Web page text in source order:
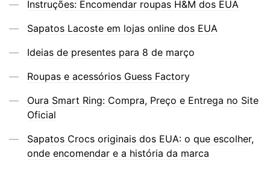
Instruções: Encomendar roupas H&M dos EUA
Sapatos Lacoste em lojas online dos EUA
Ideias de presentes para 8 de março
Roupas e acessórios Guess Factory
Oura Smart Ring: Compra, Preço e Entrega no Site
Oficial
Sapatos Crocs originais dos EUA: o que escolher,
onde encomendar e a história da marca